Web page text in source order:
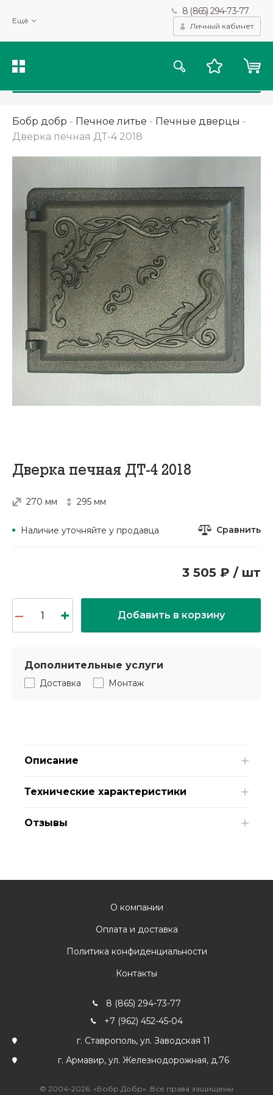
Ещё
8 (865) 294-73-77
Личный кабинет
Бобр добр - Печное литье - Печные дверцы -
Дверка печная ДТ-4 2018
Дверка печная ДТ-4 2018
270 мм 295 мм
Наличие уточняйте у продавца Сравнить
3 505 ₽ / шт
Добавить в корзину
Дополнительные услуги
Доставка Монтаж
Описание
Технические характеристики
Отзывы
О компании
Оплата и доставка
Политика конфиденциальности
Контакты
8 (865) 294-73-77
+7 (962) 452-45-04
г. Ставрополь, ул. Заводская 11
г. Армавир, ул. Железнодорожная, д.76
© 2004-2026. «Бобр Добр». Все права защищены
Мы используем файлы cookie и другие подобные технологии
для получения данных с целью сбора статистики, повышения
качества рекомендаций и предоставления вам возможности
персонализированного просмотра.Подробнее